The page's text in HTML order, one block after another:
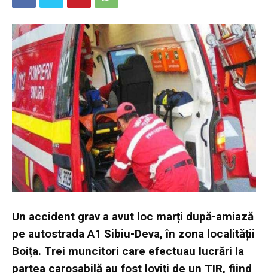
Un accident grav a avut loc marți după-amiază
pe autostrada A1 Sibiu-Deva, în zona localității
Boița. Trei muncitori care efectuau lucrări la
partea carosabilă au fost loviți de un TIR, fiind